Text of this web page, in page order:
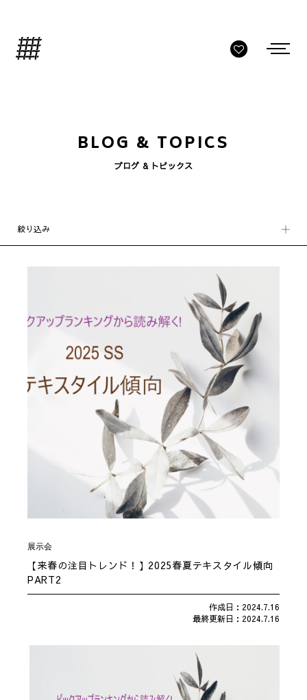
BLOG & TOPICS
ブログ & トピックス
絞り込み
展示会
【来春の注目トレンド！】2025春夏テキスタイル傾向
PART2
作成日：2024.7.16
最終更新日：2024.7.16